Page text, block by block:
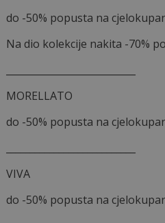
do -50% popusta na
Na dio kolekcije nakita -70%
MORELLATO
do -50% popusta na
VIVA
do -50% popusta na